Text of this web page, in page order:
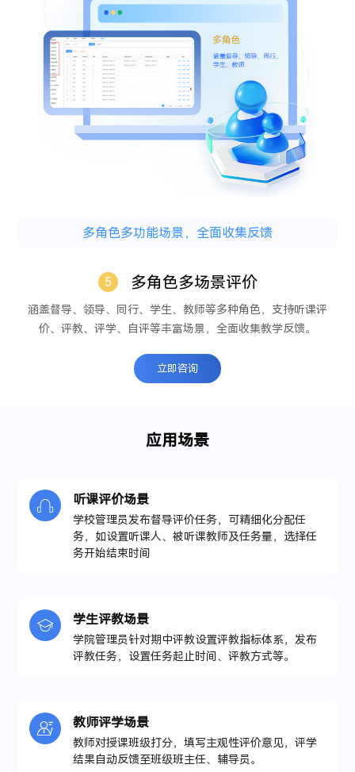
多角色多功能场景，全面收集反馈
5 多角色多场景评价
涵盖督导、领导、同行、学生、教师等多种角色，支持听课评
价、评教、评学、自评等丰富场景，全面收集教学反馈。
立即咨询
应用场景
听课评价场景
学校管理员发布督导评价任务，可精细化分配任
务，如设置听课人、被听课教师及任务量，选择任
务开始结束时间
学生评教场景
学院管理员针对期中评教设置评教指标体系，发布
评教任务，设置任务起止时间、评教方式等。
教师评学场景
教师对授课班级打分，填写主观性评价意见，评学
结果自动反馈至班级班主任、辅导员。